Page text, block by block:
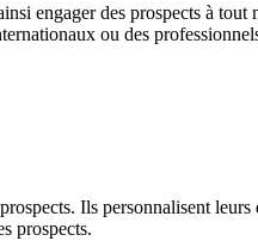
engager des prospects à tout
ou des
Ils personnalisent
prospects.